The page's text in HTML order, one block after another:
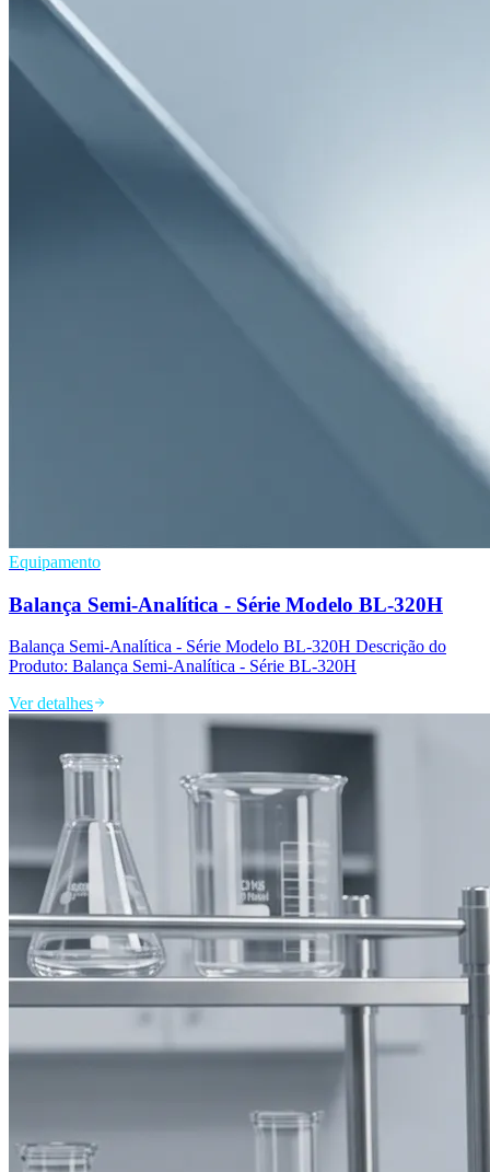
Equipamento
Balança Semi-Analítica - Série Modelo BL-320H
Balança Semi-Analítica - Série Modelo BL-320H Descrição do
Produto: Balança Semi-Analítica - Série BL-320H
Ver detalhes